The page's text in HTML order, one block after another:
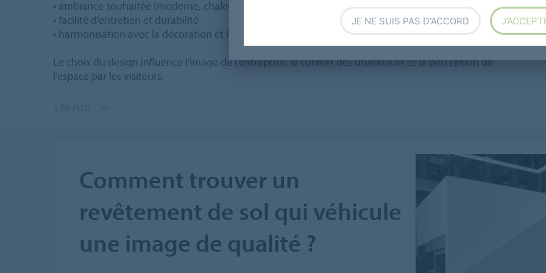
• ambiance souhaitée (moderne, chaleureuse, professionnelle)
• facilité d’entretien et durabilité
• harmonisation avec la décoration et la charte graphique
Le choix du design influence l’image de l’entreprise, le confort des utilisateurs et la perception de
l’espace par les visiteurs.
Comment trouver un
revêtement de sol qui véhicule
une image de qualité ?
JE NE SUIS PAS D'ACCORD